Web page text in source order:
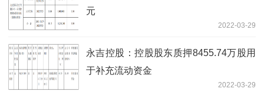
元
2022-03-29
永吉控股：控股股东质押8455.74万股用
于补充流动资金
2022-03-29